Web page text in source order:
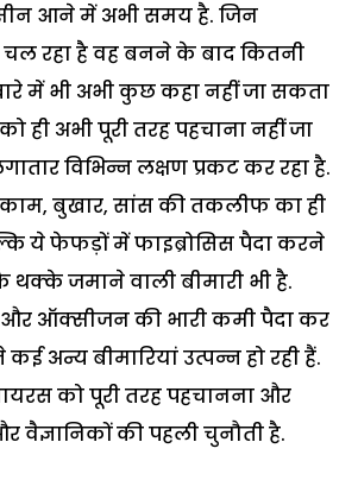
आने में अभी समय है. जिन
रहा है वह बनने के बाद कितनी
में भी अभी कुछ कहा नहीं जा सकता
ही अभी पूरी तरह पहचाना नहीं जा
विभिन्न लक्षण प्रकट कर रहा है.
बुखार, सांस की तकलीफ का ही
ये फेफड़ों में फाइब्रोसिस पैदा करने
जमाने वाली बीमारी भी है.
और ऑक्सीजन की भारी कमी पैदा कर
अन्य बीमारियां उत्पन्न हो रही हैं.
को पूरी तरह पहचानना और
वैज्ञानिकों की पहली चुनौती है.